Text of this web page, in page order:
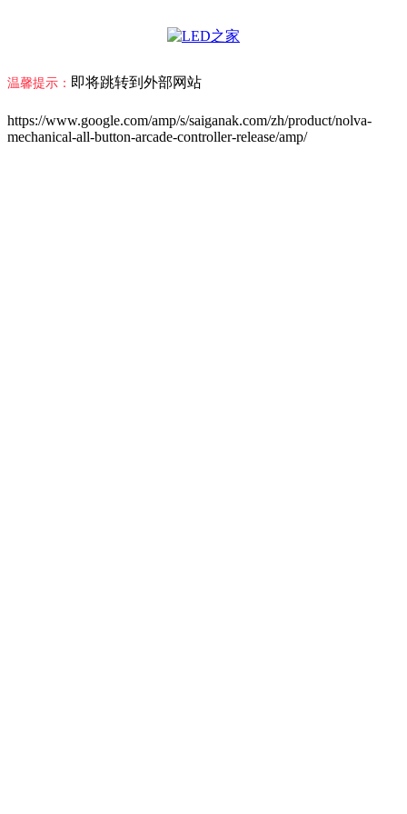
温馨提示： 即将跳转到外部网站
https://www.google.com/amp/s/saiganak.com/zh/product/nolva-
mechanical-all-button-arcade-controller-release/amp/